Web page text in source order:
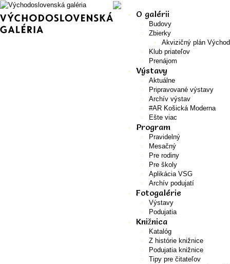
O galérii
Budovy
Zbierky
Akvizičný plán
Klub priateľov
Prenájom
Výstavy
Aktuálne
Pripravované výstavy
Archív výstav
#AR Košická Moderna
Ešte viac
Program
Pravidelný
Mesačný
Pre rodiny
Pre školy
Aplikácia VSG
Archív podujatí
Fotogalérie
Výstavy
Podujatia
Knižnica
Katalóg
Z histórie knižnice
Podujatia knižnice
Tipy pre čitateľov